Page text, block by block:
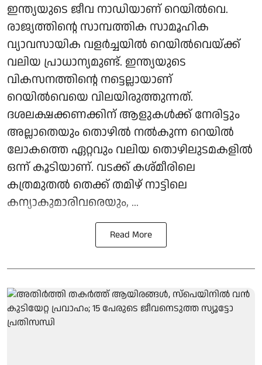
ഇന്ത്യയുടെ ജീവ നാഡിയാണ് റെയില്‍വെ.
രാജ്യത്തിന്റെ സാമ്പത്തിക സാമൂഹിക
വ്യാവസായിക വളര്‍ച്ചയില്‍ റെയില്‍വെയ്ക്ക്
വലിയ പ്രാധാന്യമുണ്ട്. ഇന്ത്യയുടെ
വികസനത്തിന്റെ നട്ടെല്ലായാണ്
റെയില്‍വെയെ വിലയിരുത്തുന്നത്.
ദശലക്ഷക്കണക്കിന് ആളുകള്‍ക്ക് നേരിട്ടും
അല്ലാതെയും തൊഴില്‍ നല്‍കുന്ന റെയില്‍
ലോകത്തെ ഏറ്റവും വലിയ തൊഴിലുടമകളില്‍
ഒന്ന് കൂടിയാണ്. വടക്ക് കശ്മീരിലെ
കത്രമുതല്‍ തെക്ക് തമിഴ് നാട്ടിലെ
കന്യാകുമാരിവരെയും, ...
Read More